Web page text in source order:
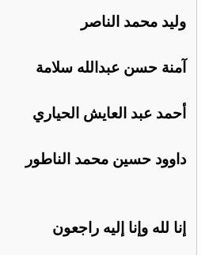
وليد محمد الناصر
آمنة حسن عبدالله سلامة
أحمد عبد العايش الحياري
داوود حسين محمد الناطور
إنا لله وإنا إليه راجعون